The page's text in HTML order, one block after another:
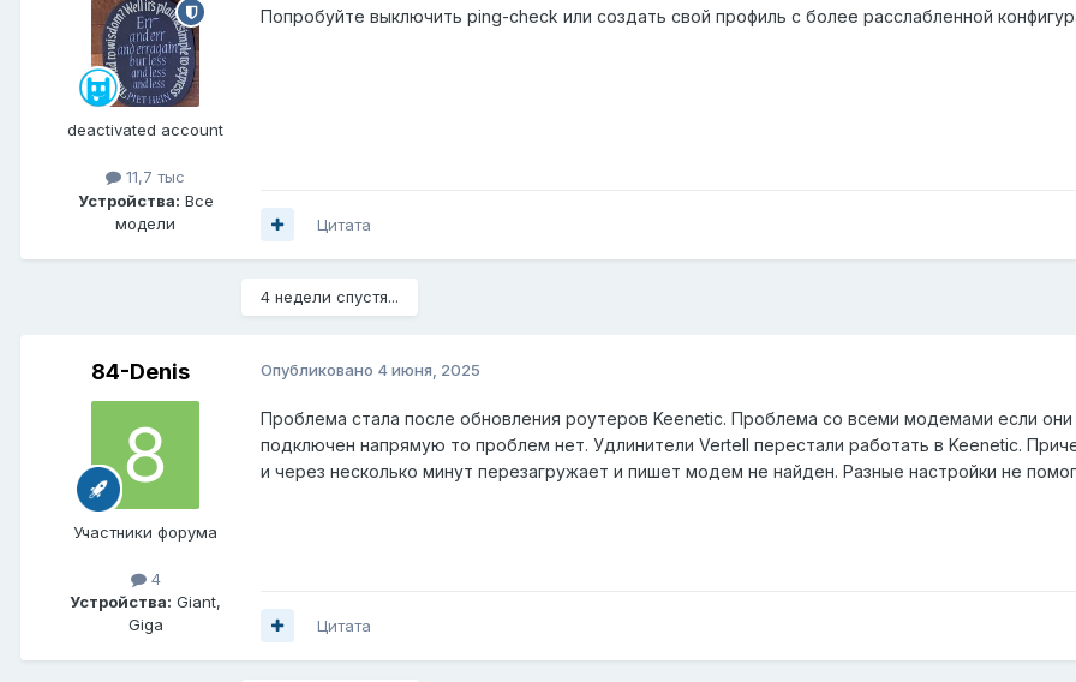
deactivated account
11,7 тыс
Устройства: Все
модели
Попробуйте выключить ping-check или создать свой профиль с более расслабленной
Цитата
4 недели спустя...
84-Denis
Участники форума
4
Устройства: Giant,
Giga
Опубликовано 4 июня, 2025
Проблема стала после обновления роутеров Keenetic. Проблема со всеми модемами если
подключен напрямую то проблем нет. Удлинители Vertell перестали работать в Keenetic.
и через несколько минут перезагружает и пишет модем не найден. Разные настройки не
Цитата